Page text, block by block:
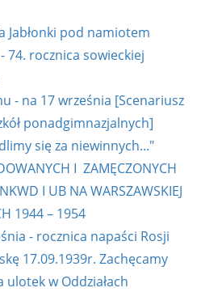
Jabłonki pod namiotem
74. rocznica sowieckiej
- na 17 września [Scenariusz
ponadgimnazjalnych]
się za niewinnych..."
I ZAMĘCZONYCH
I UB NA WARSZAWSKIEJ
1944 – 1954
- rocznica napaści Rosji
17.09.1939r. Zachęcamy
w Oddziałach